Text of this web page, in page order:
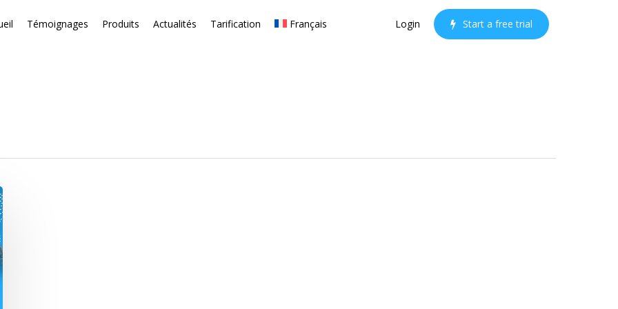
Témoignages Produits Actualités Tarification Français Login Start a free trial